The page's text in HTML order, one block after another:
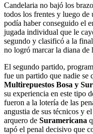
Candelaria no bajó los
todos los frentes y luego
podía haber conseguido el
jugada individual que le
segundo y clasificó a la
no logró marcar la diana de
El segundo partido,
fue un partido que nadie se
Multirepuestos Bosa y
su experiencia en este tipo
fueron a la lotería de las
angustia de sus técnicos y
arquero de Suramericana
tapó el penal decisivo que